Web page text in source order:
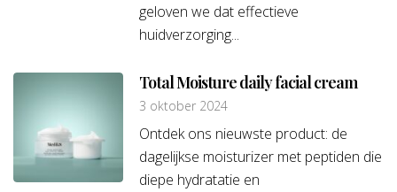
geloven we dat effectieve
huidverzorging...
Total Moisture daily facial cream
3 oktober 2024
Ontdek ons nieuwste product: de
dagelijkse moisturizer met peptiden die
diepe hydratatie en